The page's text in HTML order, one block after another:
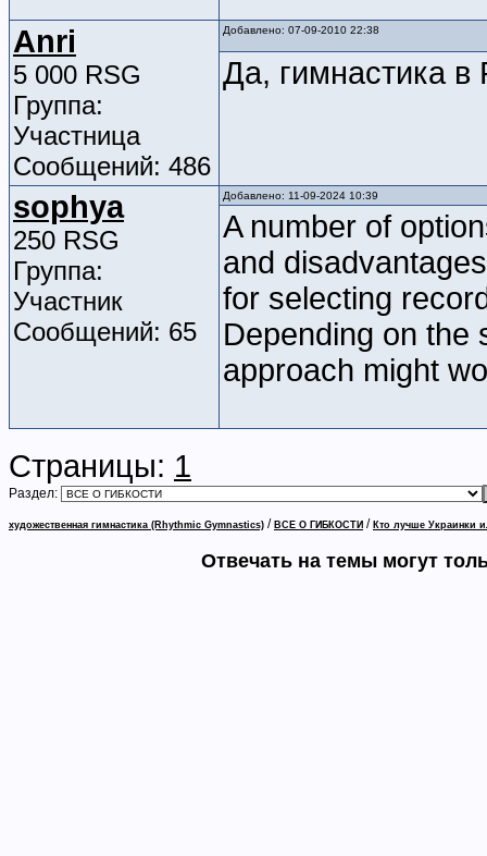
Anri
5 000 RSG
Группа:
Участница
Сообщений: 486
Добавлено: 07-09-2010 22:38
Да, гимнастика в
sophya
250 RSG
Группа:
Участник
Сообщений: 65
Добавлено: 11-09-2024 10:39
A number of
and
for selecting
Depending on the
approach might
Страницы: 1
Раздел:
художественная гимнастика (Rhythmic Gymnastics) / ВСЕ О ГИБКОСТИ / Кто лучше Украинки
Отвечать на темы могут